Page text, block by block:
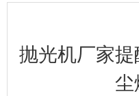
抛光机厂家
尘